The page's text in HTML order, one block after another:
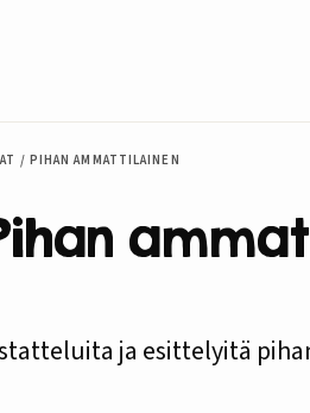
/ PIHAN AMMATTILAINEN
ja esittelyitä